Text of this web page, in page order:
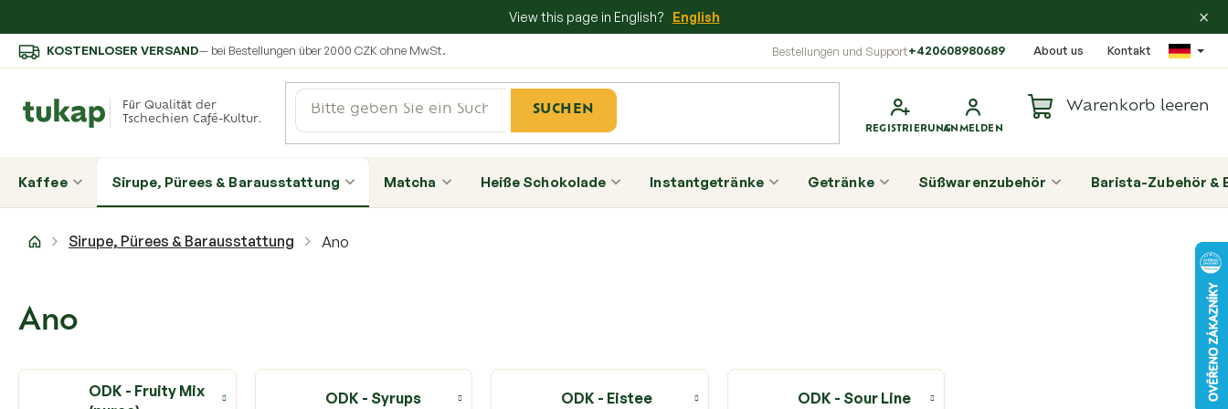
View this page in English? English ×
Zum
Inhalt
+420608980689 About us Kontakt
KOSTENLOSER VERSAND— bei Bestellungen über 2000 CZK ohne MwSt.
Für Qualität der
Tschechien Café-Kultur.
SUCHEN Warenkorb leeren
Kaffee Sirupe, Pürees & Barausstattung Matcha Heiße Schokolade Instantgetränke Getränke Süßwarenzubehör Barista-Zubehör &
Startseite
Sirupe, Pürees & Barausstattung Ano
Ano
ODK - Fruity Mix
ODK - Syrups ODK - Eistee ODK - Sour Line